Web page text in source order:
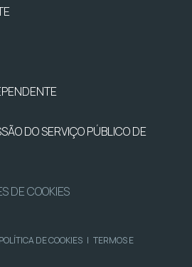
DO SERVIÇO PÚBLICO DE
DE COOKIES
POLÍTICA DE COOKIES | TERMOS E